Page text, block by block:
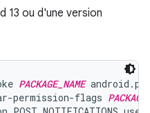
13 ou d'une version
PACKAGE_NAME
permission-flags